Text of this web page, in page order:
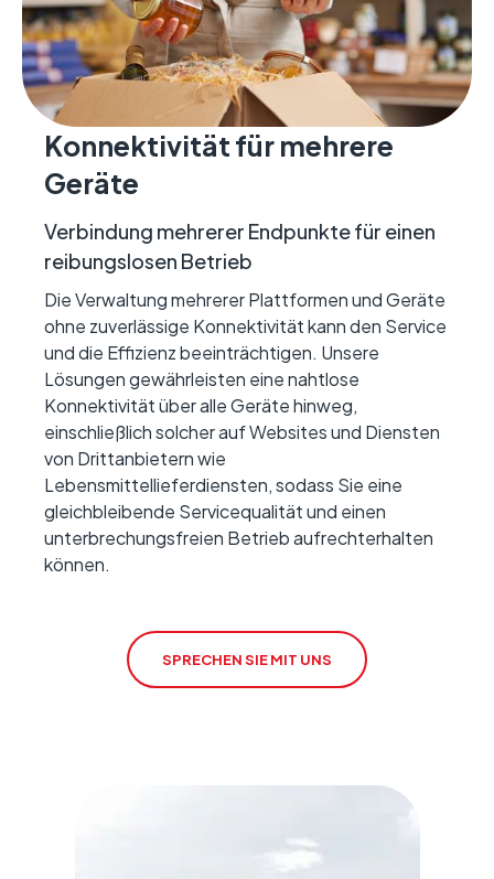
Konnektivität für mehrere
Geräte
Verbindung mehrerer Endpunkte für einen
reibungslosen Betrieb
Die Verwaltung mehrerer Plattformen und Geräte
ohne zuverlässige Konnektivität kann den Service
und die Effizienz beeinträchtigen. Unsere
Lösungen gewährleisten eine nahtlose
Konnektivität über alle Geräte hinweg,
einschließlich solcher auf Websites und Diensten
von Drittanbietern wie
Lebensmittellieferdiensten, sodass Sie eine
gleichbleibende Servicequalität und einen
unterbrechungsfreien Betrieb aufrechterhalten
können.
SPRECHEN SIE MIT UNS